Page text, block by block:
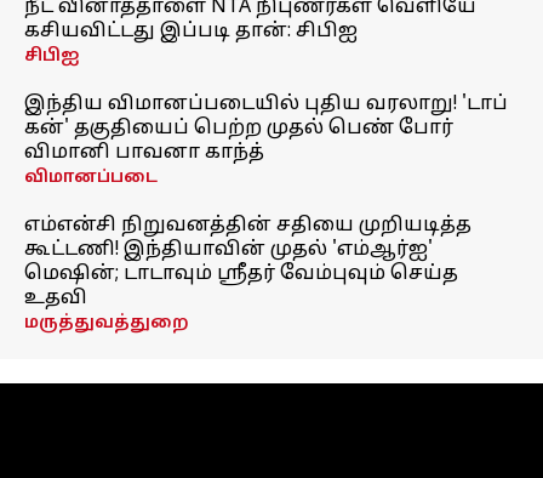
நீட் வினாத்தாளை NTA நிபுணர்கள் வெளியே
கசியவிட்டது இப்படி தான்: சிபிஐ
சிபிஐ
இந்திய விமானப்படையில் புதிய வரலாறு! 'டாப்
கன்' தகுதியைப் பெற்ற முதல் பெண் போர்
விமானி பாவனா காந்த்
விமானப்படை
எம்என்சி நிறுவனத்தின் சதியை முறியடித்த
கூட்டணி! இந்தியாவின் முதல் 'எம்ஆர்ஐ'
மெஷின்; டாடாவும் ஸ்ரீதர் வேம்புவும் செய்த
உதவி
மருத்துவத்துறை